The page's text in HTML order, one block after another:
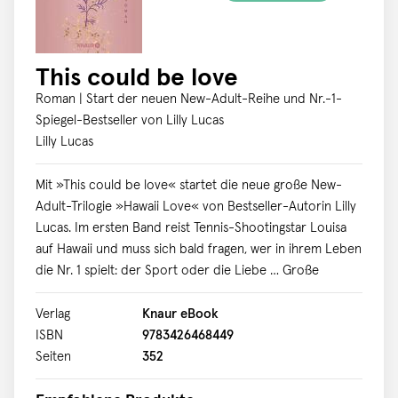
Ein Fest für alle, die lustige Krimis lieben Sie sind einfach
ein herrliches Ermittler-Duo: der etwas brummige, aber
mit wunderbarem Humor gesegnete Björn Kupernikus
und die lebenslustige Künstlerin Annabelle. Gemeinsam
sind sie der Polizei stets einen klugen Gedanken voraus.
Bestseller-Autor Andreas Winkelmann zeigt mit seinem
Camping-Krimi, dass er unheimlich gut unterhalten kann,
This could be love
Roman | Start der neuen New-Adult-Reihe und Nr.-1-
Spiegel-Bestseller von Lilly Lucas
Lilly Lucas
Mit »This could be love« startet die neue große New-
Adult-Trilogie »Hawaii Love« von Bestseller-Autorin Lilly
Lucas. Im ersten Band reist Tennis-Shootingstar Louisa
auf Hawaii und muss sich bald fragen, wer in ihrem Leben
die Nr. 1 spielt: der Sport oder die Liebe … Große
Träume und Herzklopfen auf Hawaii Deutschlands Tennis-
Shootingstar Louisa ist nach einer Verletzung am Boden
zerstört. In der Tennisschule ihrer Patentante Kay auf
Hawaii will sie sich voll und ganz auf ihr Comeback
konzentrieren. Als sie sich bereits beim ersten
Verlag
Knaur eBook
ISBN
9783426468449
Seiten
352